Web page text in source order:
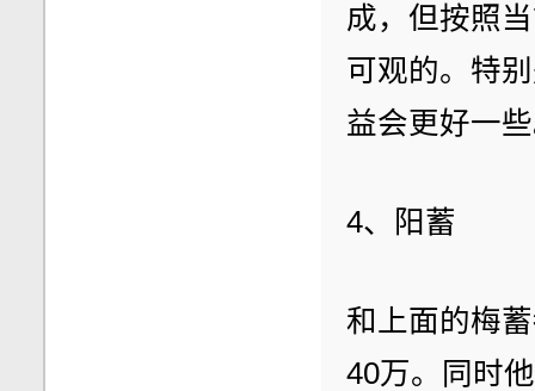
成，但按照
可观的。特
益会更好一
4、阳蓄
和上面的梅
40万。同时